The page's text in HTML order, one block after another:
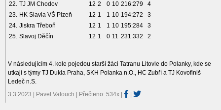
22. TJ JM Chodov 12 2 0 10 216:279
4
23. HK Slavia VŠ Plzeň 12 1 1 10 194:272
3
24. Jiskra Třeboň 12 1 1 10 195:284
3
25. Slavoj Děčín 12 1 0 11 231:332 2
V následujícím 4. kole pojedou starší žáci Tatranu Litovle do Polanky, kde se
utkají s týmy TJ Dukla Praha, SKH Polanka n.O., HC Zubří a TJ Kovofiniš
Ledeč n.S.
3.3.2023 | Pavel Valouch | Přečteno: 534x